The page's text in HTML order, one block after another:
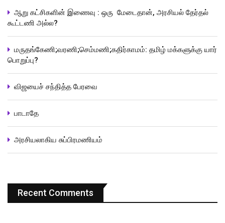
ஆறு கட்சிகளின் இணைவு : ஒரு மேடைதான், அரசியல் தேர்தல்
கூட்டணி அல்ல?
மருதங்கேணி;வரணி;செம்மணி;கதிர்காமம்: தமிழ் மக்களுக்கு யார்
பொறுப்பு?
விஜயைச் சந்தித்த பேரவை
பாடாதே
அரசியலாகிய சுப்பிரமணியம்
Recent Comments